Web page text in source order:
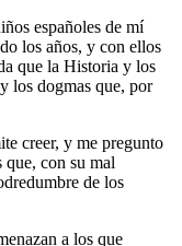
españoles de mí
los años, y con ellos
que la Historia y los
los dogmas que, por
creer, y me pregunto
que, con su mal
de los
a los que